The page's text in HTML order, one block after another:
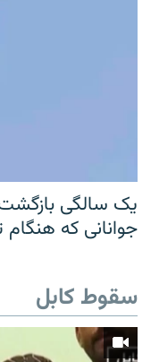
یک سالگی بازگشت
جوانانی که هنگام
سقوط کابل